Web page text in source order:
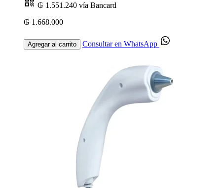
₲ 1.551.240 vía Bancard
₲ 1.668.000
Agregar al carrito Consultar en WhatsApp